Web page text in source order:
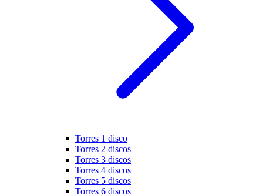
Torres 1 disco
Torres 2 discos
Torres 3 discos
Torres 4 discos
Torres 5 discos
Torres 6 discos